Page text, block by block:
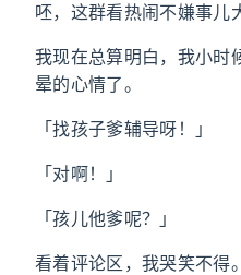
呸，这群看热闹不嫌事儿
我现在总算明白，我小时
晕的心情了。
「找孩子爹辅导呀！」
「对啊！」
「孩儿他爹呢？」
看着评论区，我哭笑不得。